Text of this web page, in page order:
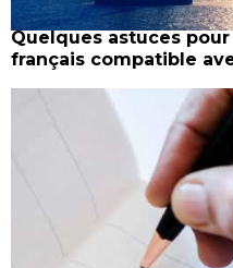
Quelques astuces
français compatible